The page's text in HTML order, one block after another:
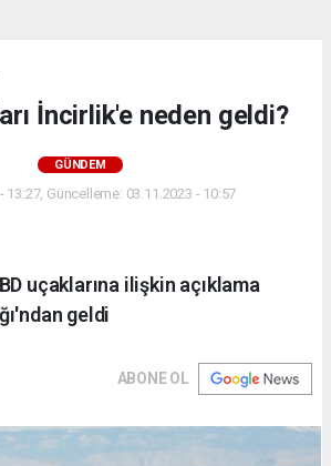
İncirlik'e neden geldi?
GÜNDEM
13:27, Güncelleme: 03.11.2023 - 10:57
uçaklarına ilişkin açıklama
geldi
ABONE OL